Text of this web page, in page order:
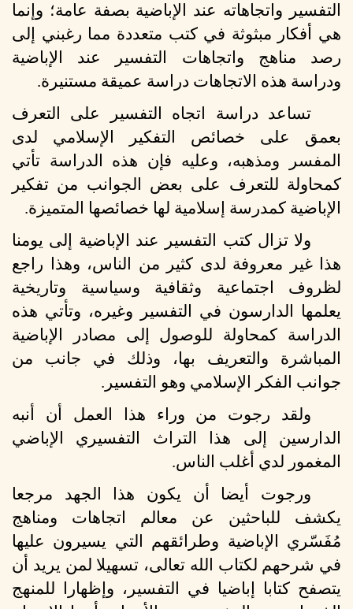
التفسير واتجاهاته عند الإباضية بصفة عامة؛ وإنما
هي أفكار مبثوثة في كتب متعددة مما رغبني إلى
رصد مناهج واتجاهات التفسير عند الإباضية
ودراسة هذه الاتجاهات دراسة عميقة مستنيرة.
تساعد دراسة اتجاه التفسير على التعرف
بعمق على خصائص التفكير الإسلامي لدى
المفسر ومذهبه، وعليه فإن هذه الدراسة تأتي
كمحاولة للتعرف على بعض الجوانب من تفكير
الإباضية كمدرسة إسلامية لها خصائصها المتميزة.
ولا تزال كتب التفسير عند الإباضية إلى يومنا
هذا غير معروفة لدى كثير من الناس، وهذا راجع
لظروف اجتماعية وثقافية وسياسية وتاريخية
يعلمها الدارسون في التفسير وغيره، وتأتي هذه
الدراسة كمحاولة للوصول إلى مصادر الإباضية
المباشرة والتعريف بها، وذلك في جانب من
جوانب الفكر الإسلامي وهو التفسير.
ولقد رجوت من وراء هذا العمل أن أنبه
الدارسين إلى هذا التراث التفسيري الإباضي
المغمور لدي أغلب الناس.
ورجوت أيضا أن يكون هذا الجهد مرجعا
يكشف للباحثين عن معالم اتجاهات ومناهج
مُفَسّري الإباضية وطرائقهم التي يسيرون عليها
في شرحهم لكتاب الله تعالى، تسهيلا لمن يريد أن
يتصفح كتابا إباضيا في التفسير، وإظهارا للمنهج